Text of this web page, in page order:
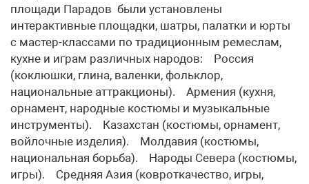
площади Парадов были установлены
интерактивные площадки, шатры, палатки и юрты
с мастер-классами по традиционным ремеслам,
кухне и играм различных народов: Россия
(коклюшки, глина, валенки, фольклор,
национальные аттракционы). Армения (кухня,
орнамент, народные костюмы и музыкальные
инструменты). Казахстан (костюмы, орнамент,
войлочные изделия). Молдавия (костюмы,
национальная борьба). Народы Севера (костюмы,
игры). Средняя Азия (ковроткачество, игры,